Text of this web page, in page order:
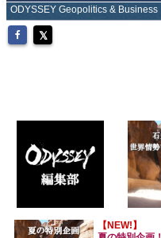
ODYSSEY Geopolitics & Business
【NEW!】